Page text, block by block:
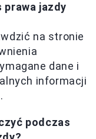
prawa jazdy
na stronie
dane i
informacji
podczas